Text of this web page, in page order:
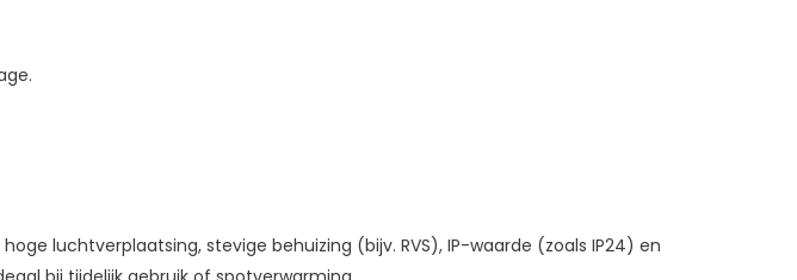
luchtverplaatsing, stevige behuizing (bijv. RVS), IP-waarde (zoals IP24) en